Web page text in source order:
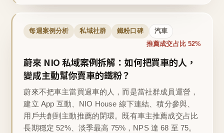
每週案例分析 私域社群 鐵粉口碑 汽車
推薦成交占比 52%
蔚來 NIO 私域案例拆解：如何把買車的人，
變成主動幫你賣車的鐵粉？
蔚來不把車主當買過車的人，而是當社群成員運營，
建立 App 互動、NIO House 線下連結、積分參與、
用戶共創到主動推薦的閉環。既有車主推薦成交占比
長期穩定 52%、淡季最高 75%，NPS 達 68 至 75。